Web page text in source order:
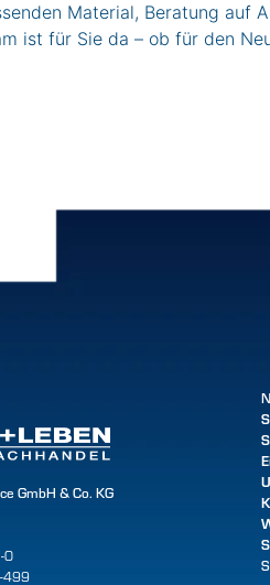
Material, Beratung auf
ist für Sie da – ob für den
GmbH & Co. KG
0
499